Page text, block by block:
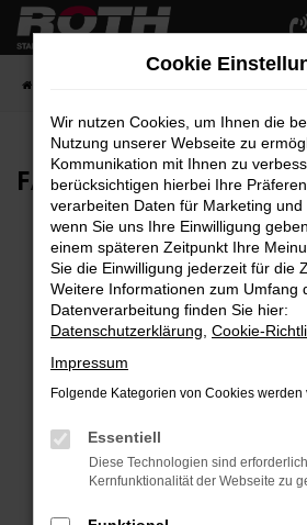
Zum
Hauptinhalt
FAHRZEUG-
Fehler: Network
Beim Laden ist ein Fehler
Hier sind ein paar Tipps, die dir
Überprüfe deine Firewall
Laden andere Webseiten, zum
Suchmaschine?
Prüfe deine
Manche Erweiterungen, wie
Cookie
Wir nutzen Cookies, um Ihnen die
Nutzung unserer Webseite zu
Kommunikation mit Ihnen zu
berücksichtigen hierbei Ihre
verarbeiten Daten für Marketing und
wenn Sie uns Ihre Einwilligung
einem späteren Zeitpunkt Ihre
Sie die Einwilligung jederzeit für die
Weitere Informationen zum Umfang
Datenverarbeitung finden Sie hier:
Datenschutzerklärung Cookie-
Impressum
Folgende Kategorien von Cookies werden
Essentiell
Diese Technologien sind
Kernfunktionalität der Webseite zu